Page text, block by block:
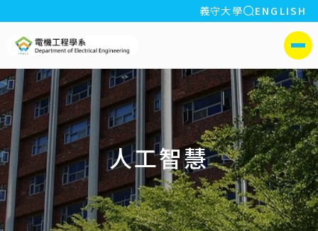
:::
義守大學 全站搜索
ENGLISH
側選單
人工智慧